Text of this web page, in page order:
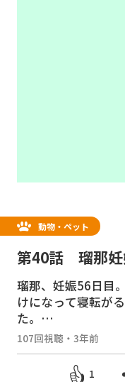
動物・ペット
第40話 瑠那妊
よ出産が近づ
瑠那、妊娠56日目
けになって寝転が
た。
隆之亮も少しいた
産が近づいて来ま
でも、毎日いつも
107回視聴 ・ 3年前
1